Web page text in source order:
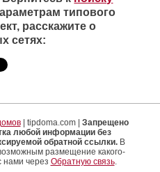
типового
расскажите о
сетях:
| tipdoma.com | Запрещено
любой информации без
обратной ссылки.В
размещение какого-
нами через Обратную связь.